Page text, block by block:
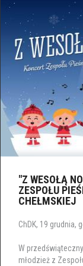
"Z WESOŁĄ
ZESPOŁU
CHEŁMSKIEJ
ChDK, 19 grudnia,
W
młodzież z